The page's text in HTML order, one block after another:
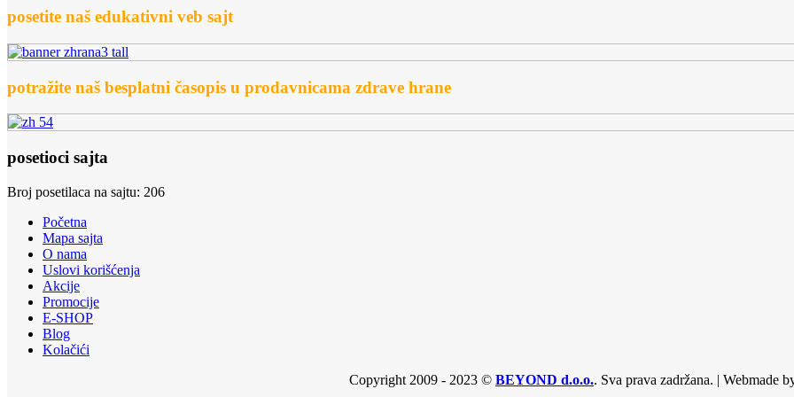
posetite naš edukativni veb sajt
potražite naš besplatni časopis u prodavnicama zdrave hrane
posetioci sajta
Broj posetilaca na sajtu: 206
Početna
Mapa sajta
O nama
Uslovi korišćenja
Akcije
Promocije
E-SHOP
Blog
Kolačići
Copyright 2009 - 2023 © BEYOND d.o.o.. Sva prava zadržana. | Webmade